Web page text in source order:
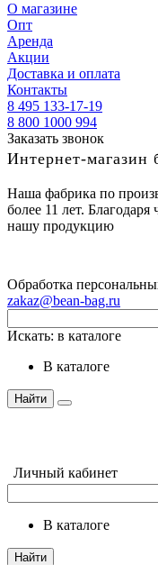
О магазине
Опт
Аренда
Акции
Доставка и оплата
Контакты
8 495 133-17-19
8 800 1000 994
Заказать звонок
Интернет-магазин
Наша фабрика по
более 11 лет.
нашу продукцию
Обработка
zakaz@bean-bag.ru
Искать: в каталоге
в каталоге
Найти
Личный кабинет
в каталоге
Найти